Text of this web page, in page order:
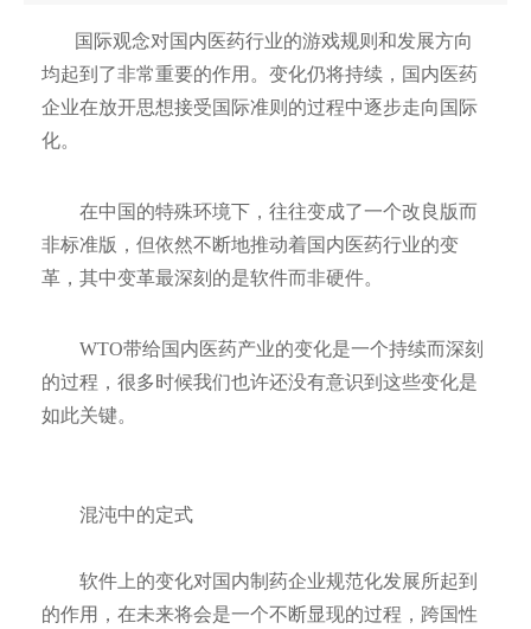
国际观念对国内医药行业的游戏规则和发展方向
均起到了非常重要的作用。变化仍将持续，国内医药
企业在放开思想接受国际准则的过程中逐步走向国际
化。
在中国的特殊环境下，往往变成了一个改良版而
非标准版，但依然不断地推动着国内医药行业的变
革，其中变革最深刻的是软件而非硬件。
WTO带给国内医药产业的变化是一个持续而深刻
的过程，很多时候我们也许还没有意识到这些变化是
如此关键。
混沌中的定式
软件上的变化对国内制药企业规范化发展所起到
的作用，在未来将会是一个不断显现的过程，跨国性